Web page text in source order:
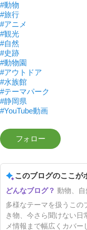
#動物
#旅行
#アニメ
#観光
#自然
#史跡
#動物園
#アウトドア
#水族館
#テーマパーク
#静岡県
#YouTube動画
このブログのここが
動物、
多様なテーマを扱うこの
き物、今さら聞けない日
メ情報まで幅広くカバー